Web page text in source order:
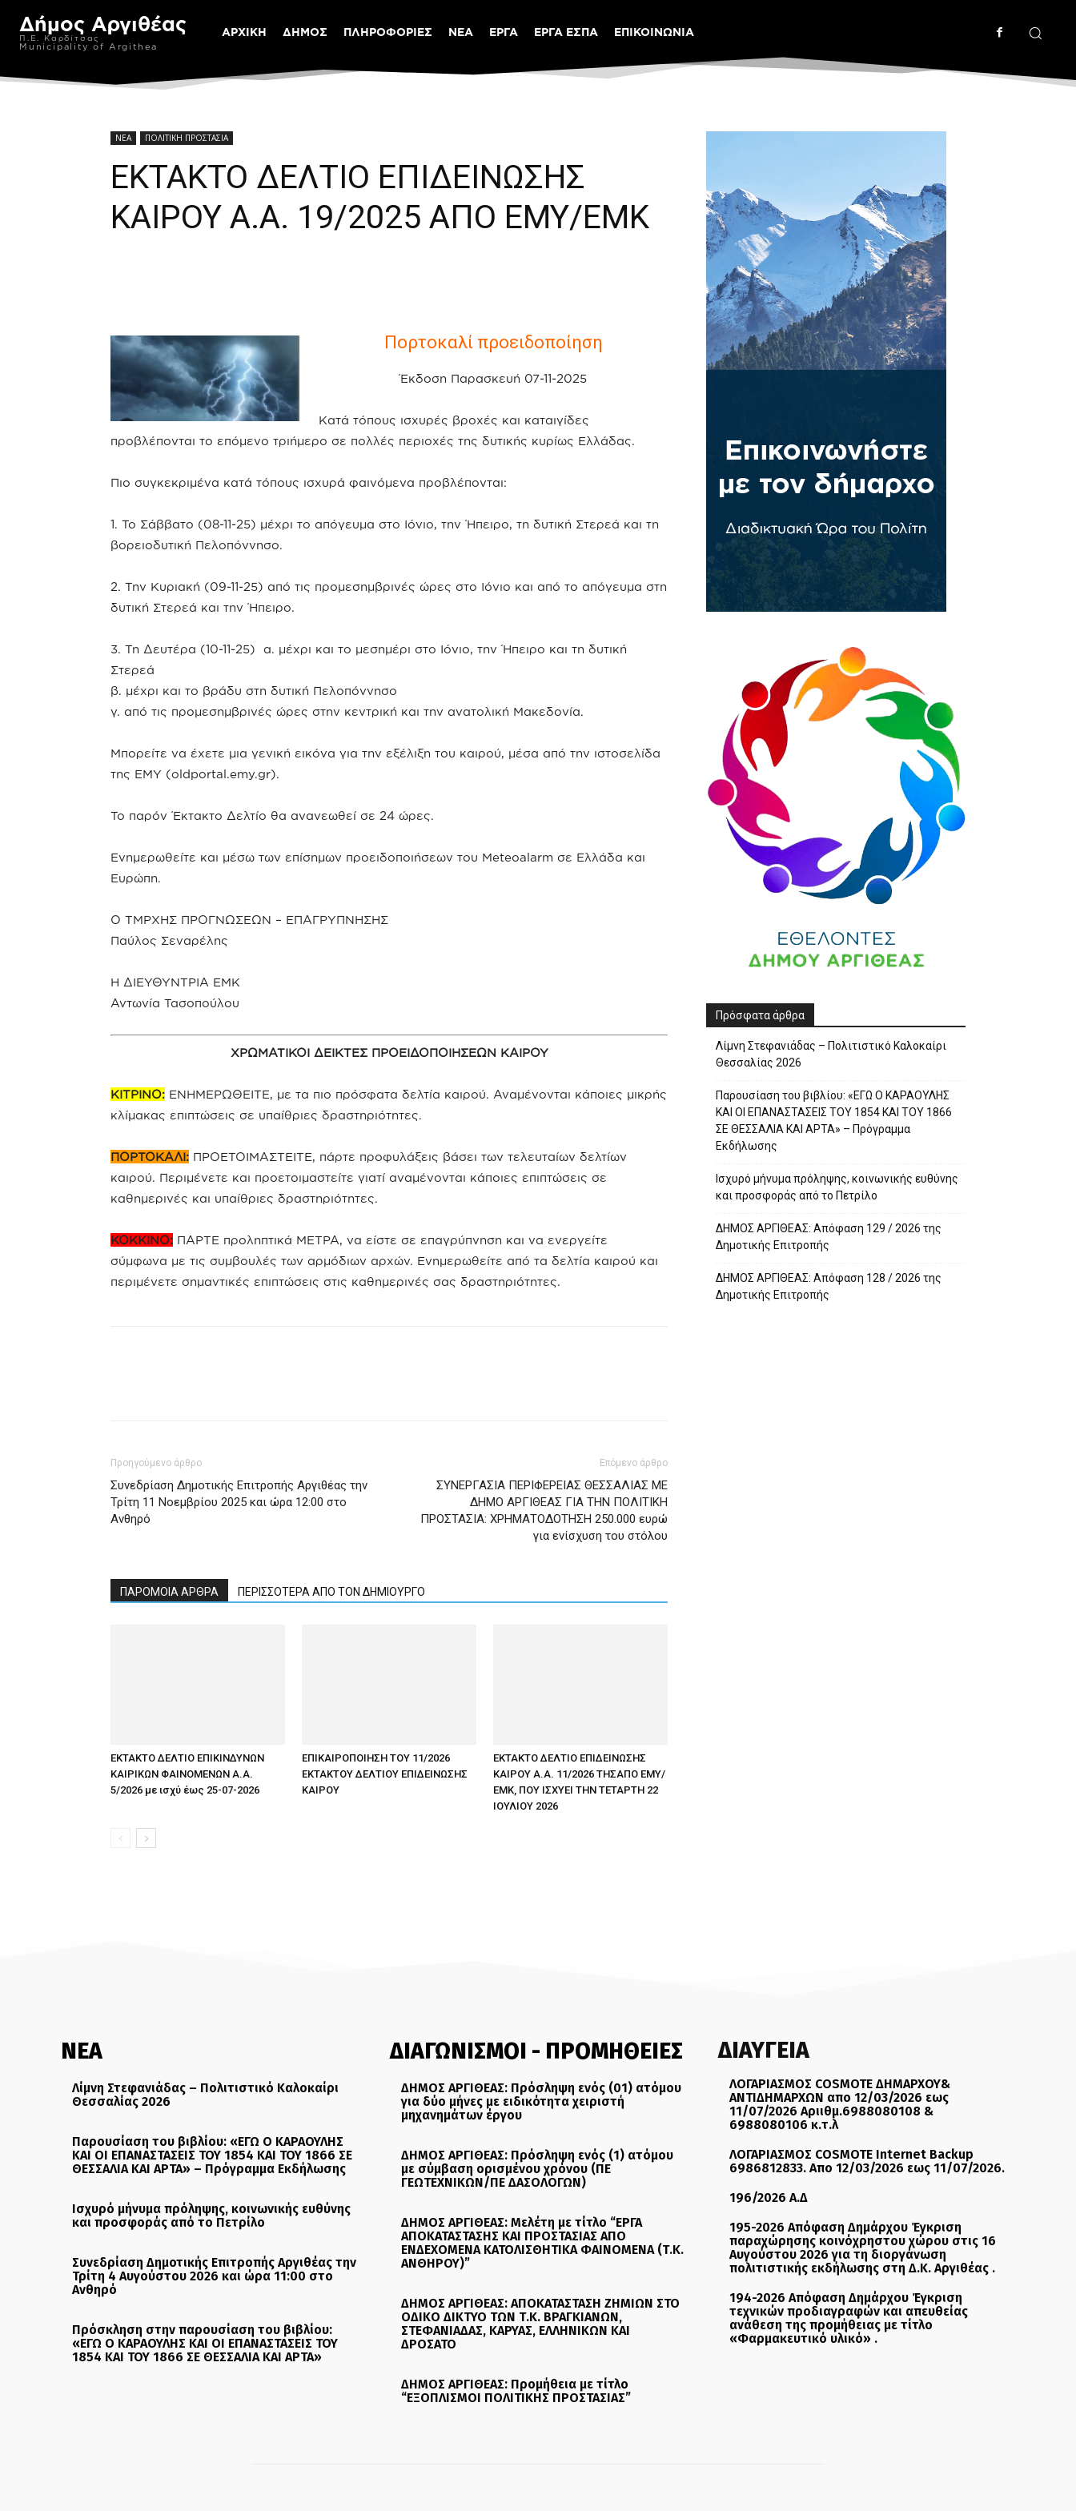
Δήμος Αργιθέας
Π.Ε. Καρδίτσας
Municipality of Argithea
ΑΡΧΙΚΗ ΔΗΜΟΣ ΠΛΗΡΟΦΟΡΙΕΣ ΝΕΑ ΕΡΓΑ ΕΡΓΑ ΕΣΠΑ ΕΠΙΚΟΙΝΩΝΙΑ
ΝΕΑ ΠΟΛΙΤΙΚΗ ΠΡΟΣΤΑΣΙΑ
ΕΚΤΑΚΤΟ ΔΕΛΤΙΟ ΕΠΙΔΕΙΝΩΣΗΣ
ΚΑΙΡΟΥ Α.Α. 19/2025 ΑΠΟ ΕΜΥ/ΕΜΚ
Πορτοκαλί προειδοποίηση
Έκδοση Παρασκευή 07-11-2025
Κατά τόπους ισχυρές βροχές και καταιγίδες
προβλέπονται το επόμενο τριήμερο σε πολλές περιοχές της δυτικής κυρίως Ελλάδας.
Πιο συγκεκριμένα κατά τόπους ισχυρά φαινόμενα προβλέπονται:
1. Το Σάββατο (08-11-25) μέχρι το απόγευμα στο Ιόνιο, την Ήπειρο, τη δυτική Στερεά και τη
βορειοδυτική Πελοπόννησο.
2. Την Κυριακή (09-11-25) από τις προμεσημβρινές ώρες στο Ιόνιο και από το απόγευμα στη
δυτική Στερεά και την Ήπειρο.
3. Τη Δευτέρα (10-11-25) α. μέχρι και το μεσημέρι στο Ιόνιο, την Ήπειρο και τη δυτική
Στερεά
β. μέχρι και το βράδυ στη δυτική Πελοπόννησο
γ. από τις προμεσημβρινές ώρες στην κεντρική και την ανατολική Μακεδονία.
Μπορείτε να έχετε μια γενική εικόνα για την εξέλιξη του καιρού, μέσα από την ιστοσελίδα
της ΕΜΥ (oldportal.emy.gr).
Το παρόν Έκτακτο Δελτίο θα ανανεωθεί σε 24 ώρες.
Ενημερωθείτε και μέσω των επίσημων προειδοποιήσεων του Meteoalarm σε Ελλάδα και
Ευρώπη.
Ο ΤΜΡΧΗΣ ΠΡΟΓΝΩΣΕΩΝ – ΕΠΑΓΡΥΠΝΗΣΗΣ
Παύλος Σεναρέλης
Η ΔΙΕΥΘΥΝΤΡΙΑ ΕΜΚ
Αντωνία Τασοπούλου
ΧΡΩΜΑΤΙΚΟΙ ΔΕΙΚΤΕΣ ΠΡΟΕΙΔΟΠΟΙΗΣΕΩΝ ΚΑΙΡΟΥ
ΚΙΤΡΙΝΟ: ΕΝΗΜΕΡΩΘΕΙΤΕ, με τα πιο πρόσφατα δελτία καιρού. Αναμένονται κάποιες μικρής
κλίμακας επιπτώσεις σε υπαίθριες δραστηριότητες.
ΠΟΡΤΟΚΑΛΙ: ΠΡΟΕΤΟΙΜΑΣΤΕΙΤΕ, πάρτε προφυλάξεις βάσει των τελευταίων δελτίων
καιρού. Περιμένετε και προετοιμαστείτε γιατί αναμένονται κάποιες επιπτώσεις σε
καθημερινές και υπαίθριες δραστηριότητες.
ΚΟΚΚΙΝΟ: ΠΑΡΤΕ προληπτικά ΜΕΤΡΑ, να είστε σε επαγρύπνηση και να ενεργείτε
σύμφωνα με τις συμβουλές των αρμόδιων αρχών. Ενημερωθείτε από τα δελτία καιρού και
περιμένετε σημαντικές επιπτώσεις στις καθημερινές σας δραστηριότητες.
Προηγούμενο άρθρο
Συνεδρίαση Δημοτικής Επιτροπής Αργιθέας την
Τρίτη 11 Νοεμβρίου 2025 και ώρα 12:00 στο
Ανθηρό
Επόμενο άρθρο
ΣΥΝΕΡΓΑΣΙΑ ΠΕΡΙΦΕΡΕΙΑΣ ΘΕΣΣΑΛΙΑΣ ΜΕ
ΔΗΜΟ ΑΡΓΙΘΕΑΣ ΓΙΑ ΤΗΝ ΠΟΛΙΤΙΚΗ
ΠΡΟΣΤΑΣΙΑ: ΧΡΗΜΑΤΟΔΟΤΗΣΗ 250.000 ευρώ
για ενίσχυση του στόλου
ΠΑΡΟΜΟΙΑ ΑΡΘΡΑ ΠΕΡΙΣΣΟΤΕΡΑ ΑΠΟ ΤΟΝ ΔΗΜΙΟΥΡΓΟ
ΕΚΤΑΚΤΟ ΔΕΛΤΙΟ ΕΠΙΚΙΝΔΥΝΩΝ
ΚΑΙΡΙΚΩΝ ΦΑΙΝΟΜΕΝΩΝ Α.Α.
5/2026 με ισχύ έως 25-07-2026
ΕΠΙΚΑΙΡΟΠΟΙΗΣΗ ΤΟΥ 11/2026
ΕΚΤΑΚΤΟΥ ΔΕΛΤΙΟΥ ΕΠΙΔΕΙΝΩΣΗΣ
ΚΑΙΡΟΥ
ΕΚΤΑΚΤΟ ΔΕΛΤΙΟ ΕΠΙΔΕΙΝΩΣΗΣ
ΚΑΙΡΟΥ Α.Α. 11/2026 ΤΗΣΑΠΟ ΕΜΥ/
ΕΜΚ, ΠΟΥ ΙΣΧΥΕΙ ΤΗΝ ΤΕΤΑΡΤΗ 22
ΙΟΥΛΙΟΥ 2026
Πρόσφατα άρθρα
Λίμνη Στεφανιάδας – Πολιτιστικό Καλοκαίρι
Θεσσαλίας 2026
Παρουσίαση του βιβλίου: «ΕΓΩ Ο ΚΑΡΑΟΥΛΗΣ
ΚΑΙ ΟΙ ΕΠΑΝΑΣΤΑΣΕΙΣ ΤΟΥ 1854 ΚΑΙ ΤΟΥ 1866
ΣΕ ΘΕΣΣΑΛΙΑ ΚΑΙ ΑΡΤΑ» – Πρόγραμμα
Εκδήλωσης
Ισχυρό μήνυμα πρόληψης, κοινωνικής ευθύνης
και προσφοράς από το Πετρίλο
ΔΗΜΟΣ ΑΡΓΙΘΕΑΣ: Απόφαση 129 / 2026 της
Δημοτικής Επιτροπής
ΔΗΜΟΣ ΑΡΓΙΘΕΑΣ: Απόφαση 128 / 2026 της
Δημοτικής Επιτροπής
ΝΕΑ
Λίμνη Στεφανιάδας – Πολιτιστικό Καλοκαίρι
Θεσσαλίας 2026
Παρουσίαση του βιβλίου: «ΕΓΩ Ο ΚΑΡΑΟΥΛΗΣ
ΚΑΙ ΟΙ ΕΠΑΝΑΣΤΑΣΕΙΣ ΤΟΥ 1854 ΚΑΙ ΤΟΥ 1866 ΣΕ
ΘΕΣΣΑΛΙΑ ΚΑΙ ΑΡΤΑ» – Πρόγραμμα Εκδήλωσης
Ισχυρό μήνυμα πρόληψης, κοινωνικής ευθύνης
και προσφοράς από το Πετρίλο
Συνεδρίαση Δημοτικής Επιτροπής Αργιθέας την
Τρίτη 4 Αυγούστου 2026 και ώρα 11:00 στο
Ανθηρό
Πρόσκληση στην παρουσίαση του βιβλίου:
«ΕΓΩ Ο ΚΑΡΑΟΥΛΗΣ ΚΑΙ ΟΙ ΕΠΑΝΑΣΤΑΣΕΙΣ ΤΟΥ
1854 ΚΑΙ ΤΟΥ 1866 ΣΕ ΘΕΣΣΑΛΙΑ ΚΑΙ ΑΡΤΑ»
ΔΙΑΓΩΝΙΣΜΟΙ - ΠΡΟΜΗΘΕΙΕΣ
ΔΗΜΟΣ ΑΡΓΙΘΕΑΣ: Πρόσληψη ενός (01) ατόμου
για δύο μήνες με ειδικότητα χειριστή
μηχανημάτων έργου
ΔΗΜΟΣ ΑΡΓΙΘΕΑΣ: Πρόσληψη ενός (1) ατόμου
με σύμβαση ορισμένου χρόνου (ΠΕ
ΓΕΩΤΕΧΝΙΚΩΝ/ΠΕ ΔΑΣΟΛΟΓΩΝ)
ΔΗΜΟΣ ΑΡΓΙΘΕΑΣ: Μελέτη με τίτλο “ΕΡΓΑ
ΑΠΟΚΑΤΑΣΤΑΣΗΣ ΚΑΙ ΠΡΟΣΤΑΣΙΑΣ ΑΠΟ
ΕΝΔΕΧΟΜΕΝΑ ΚΑΤΟΛΙΣΘΗΤΙΚΑ ΦΑΙΝΟΜΕΝΑ (Τ.Κ.
ΑΝΘΗΡΟΥ)”
ΔΗΜΟΣ ΑΡΓΙΘΕΑΣ: ΑΠΟΚΑΤΑΣΤΑΣΗ ΖΗΜΙΩΝ ΣΤΟ
ΟΔΙΚΟ ΔΙΚΤΥΟ ΤΩΝ Τ.Κ. ΒΡΑΓΚΙΑΝΩΝ,
ΣΤΕΦΑΝΙΑΔΑΣ, ΚΑΡΥΑΣ, ΕΛΛΗΝΙΚΩΝ ΚΑΙ
ΔΡΟΣΑΤΟ
ΔΗΜΟΣ ΑΡΓΙΘΕΑΣ: Προμήθεια με τίτλο
“ΕΞΟΠΛΙΣΜΟΙ ΠΟΛΙΤΙΚΗΣ ΠΡΟΣΤΑΣΙΑΣ”
ΔΙΑΥΓΕΙΑ
ΛΟΓΑΡΙΑΣΜΟΣ COSMOTE ΔΗΜΑΡΧΟΥ&
ΑΝΤΙΔΗΜΑΡΧΩΝ απο 12/03/2026 εως
11/07/2026 Αριιθμ.6988080108 &
6988080106 κ.τ.λ
ΛΟΓΑΡΙΑΣΜΟΣ COSMOTE Internet Backup
6986812833. Απο 12/03/2026 εως 11/07/2026.
196/2026 Α.Δ
195-2026 Απόφαση Δημάρχου Έγκριση
παραχώρησης κοινόχρηστου χώρου στις 16
Αυγούστου 2026 για τη διοργάνωση
πολιτιστικής εκδήλωσης στη Δ.Κ. Αργιθέας .
194-2026 Απόφαση Δημάρχου Έγκριση
τεχνικών προδιαγραφών και απευθείας
ανάθεση της προμήθειας με τίτλο
«Φαρμακευτικό υλικό» .